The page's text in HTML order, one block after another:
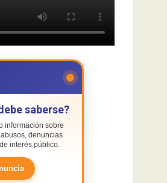
saberse?
información sobre
denuncias
interés público.